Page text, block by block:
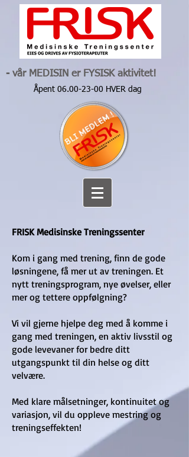
- vår MEDISIN er FYSISK aktivitet!
Åpent 06.00-23-00 HVER dag
FRISK Medisinske Treningssenter
Kom i gang med trening, finn de gode
løsningene, få mer ut av treningen. Et
nytt treningsprogram, nye øvelser, eller
mer og tettere oppfølgning?
Vi vil gjerne hjelpe deg med å komme i
gang med treningen, en aktiv livsstil og
gode levevaner for bedre ditt
utgangspunkt til din helse og ditt
velvære.
Med klare målsetninger, kontinuitet og
variasjon, vil du oppleve mestring og
treningseffekten!